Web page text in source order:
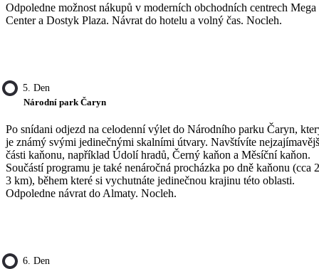
Odpoledne možnost nákupů v moderních obchodních centrech Mega
Center a Dostyk Plaza. Návrat do hotelu a volný čas. Nocleh.
5. Den
Národní park Čaryn
Po snídani odjezd na celodenní výlet do Národního parku Čaryn,
je známý svými jedinečnými skalními útvary. Navštívíte
části kaňonu, například Údolí hradů, Černý kaňon a Měsíční kaňon.
Součástí programu je také nenáročná procházka po dně kaňonu (cca
3 km), během které si vychutnáte jedinečnou krajinu této oblasti.
Odpoledne návrat do Almaty. Nocleh.
6. Den